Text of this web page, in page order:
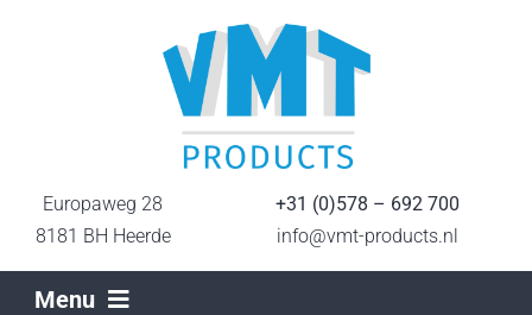
Europaweg 28
8181 BH Heerde
+31 (0)578 – 692 700
info@vmt-products.nl
Menu